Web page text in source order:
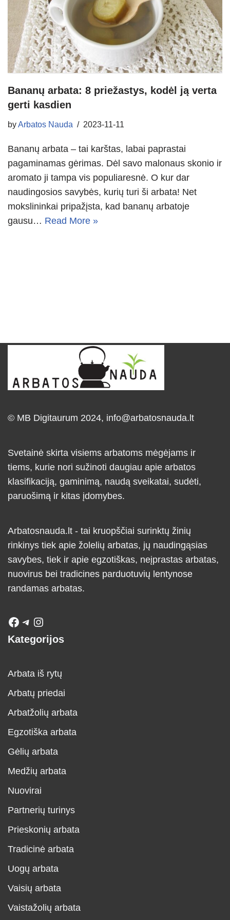
Bananų arbata: 8 priežastys, kodėl ją verta
gerti kasdien
byArbatos Nauda 2023-11-11
Bananų arbata – tai karštas, labai paprastai
pagaminamas gėrimas. Dėl savo malonaus skonio ir
aromato ji tampa vis populiaresnė. O kur dar
naudingosios savybės, kurių turi ši arbata! Net
mokslininkai pripažįsta, kad bananų arbatoje
gausu… Read More »
© MB Digitaurum 2024, info@arbatosnauda.lt
Svetainė skirta visiems arbatoms mėgėjams ir
tiems, kurie nori sužinoti daugiau apie arbatos
klasifikaciją, gaminimą, naudą sveikatai, sudėti,
paruošimą ir kitas įdomybes.
Arbatosnauda.lt - tai kruopščiai surinktų žinių
rinkinys tiek apie žolelių arbatas, jų naudingąsias
savybes, tiek ir apie egzotiškas, neįprastas arbatas,
nuovirus bei tradicines parduotuvių lentynose
randamas arbatas.
Kategorijos
Arbata iš rytų
Arbatų priedai
Arbatžolių arbata
Egzotiška arbata
Gėlių arbata
Medžių arbata
Nuovirai
Partnerių turinys
Prieskonių arbata
Tradicinė arbata
Uogų arbata
Vaisių arbata
Vaistažolių arbata